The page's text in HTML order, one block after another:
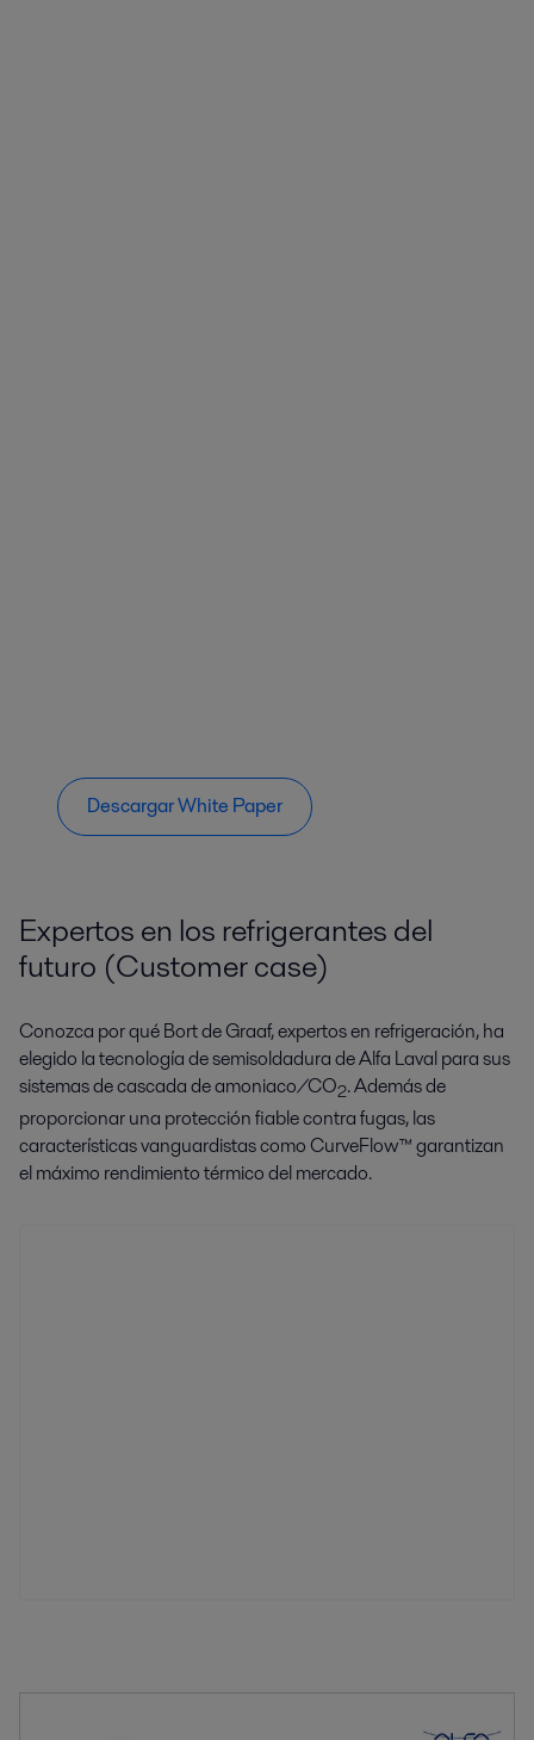
Descargar White Paper
Expertos en los refrigerantes del
futuro (Customer case)
Conozca por qué Bort de Graaf, expertos en refrigeración, ha
elegido la tecnología de semisoldadura de Alfa Laval para sus
sistemas de cascada de amoniaco/CO2. Además de
proporcionar una protección fiable contra fugas, las
características vanguardistas como CurveFlow™ garantizan
el máximo rendimiento térmico del mercado.